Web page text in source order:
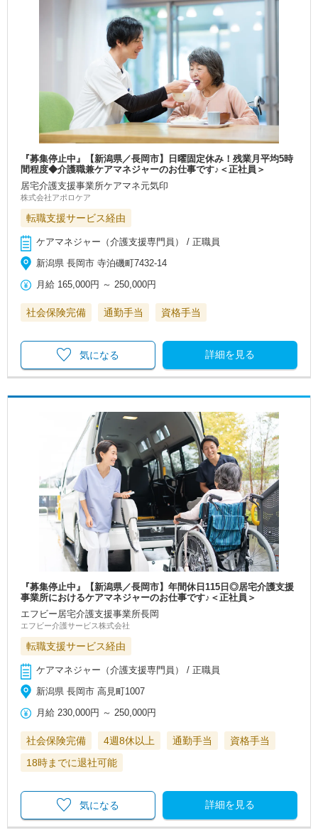
『募集停止中』【新潟県／長岡市】日曜固定休み！残業月平均5時
間程度◆介護職兼ケアマネジャーのお仕事です♪＜正社員＞
居宅介護支援事業所ケアマネ元気印
株式会社アポロケア
転職支援サービス経由
ケアマネジャー（介護支援専門員） / 正職員
新潟県 長岡市 寺泊磯町7432-14
月給 165,000円 ～ 250,000円
社会保険完備 通勤手当 資格手当
詳細を見る
気になる
『募集停止中』【新潟県／長岡市】年間休日115日◎居宅介護支援
事業所におけるケアマネジャーのお仕事です♪＜正社員＞
エフビー居宅介護支援事業所長岡
エフビー介護サービス株式会社
転職支援サービス経由
ケアマネジャー（介護支援専門員） / 正職員
新潟県 長岡市 高見町1007
月給 230,000円 ～ 250,000円
社会保険完備 4週8休以上 通勤手当
資格手当
18時までに退社可能
詳細を見る
気になる